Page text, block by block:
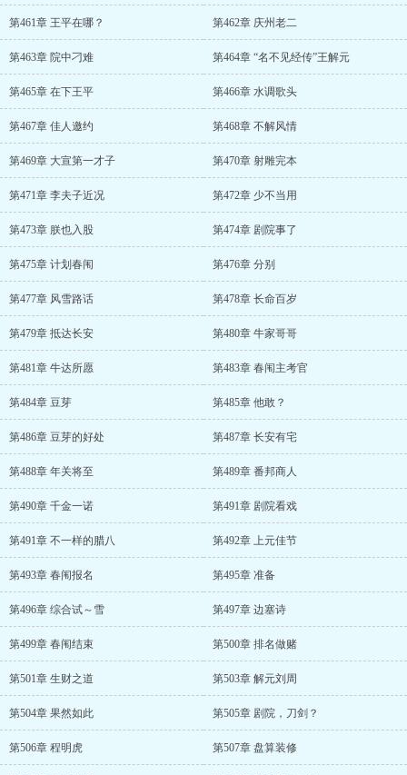
第461章 王平在哪？ 第462章 庆州老二
第463章 院中刁难 第464章 “名不见经传”王解元
第465章 在下王平 第466章 水调歌头
第467章 佳人邀约 第468章 不解风情
第469章 大宣第一才子 第470章 射雕完本
第471章 李夫子近况 第472章 少不当用
第473章 朕也入股 第474章 剧院事了
第475章 计划春闱 第476章 分别
第477章 风雪路话 第478章 长命百岁
第479章 抵达长安 第480章 牛家哥哥
第481章 牛达所愿 第483章 春闱主考官
第484章 豆芽 第485章 他敢？
第486章 豆芽的好处 第487章 长安有宅
第488章 年关将至 第489章 番邦商人
第490章 千金一诺 第491章 剧院看戏
第491章 不一样的腊八 第492章 上元佳节
第493章 春闱报名 第495章 准备
第496章 综合试～雪 第497章 边塞诗
第499章 春闱结束 第500章 排名做赌
第501章 生财之道 第503章 解元刘周
第504章 果然如此 第505章 剧院，刀剑？
第506章 程明虎 第507章 盘算装修